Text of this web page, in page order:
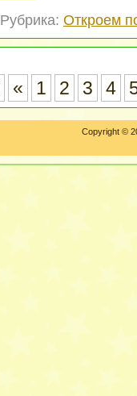
Рубрика: Откроем
« 1 2 3 4
Copyright ©